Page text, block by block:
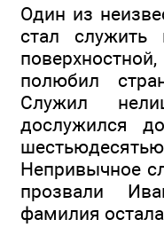
Один из
стал
полюбил
Служил
дослужился
Непривычное
прозвали
фамилия